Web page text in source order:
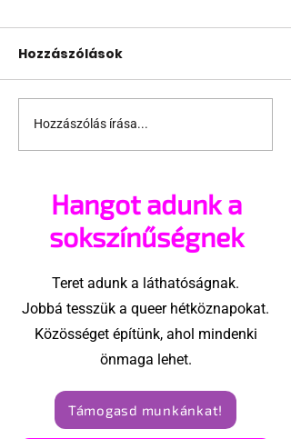
Jonathan Bailey új
szerepben tér vissza
Hozzászólások
Hozzászólás írása...
Hangot adunk a
sokszínűségnek
Teret adunk a láthatóságnak.
Jobbá tesszük a queer hétköznapokat.
Közösséget építünk, ahol mindenki
önmaga lehet.
Támogasd munkánkat!